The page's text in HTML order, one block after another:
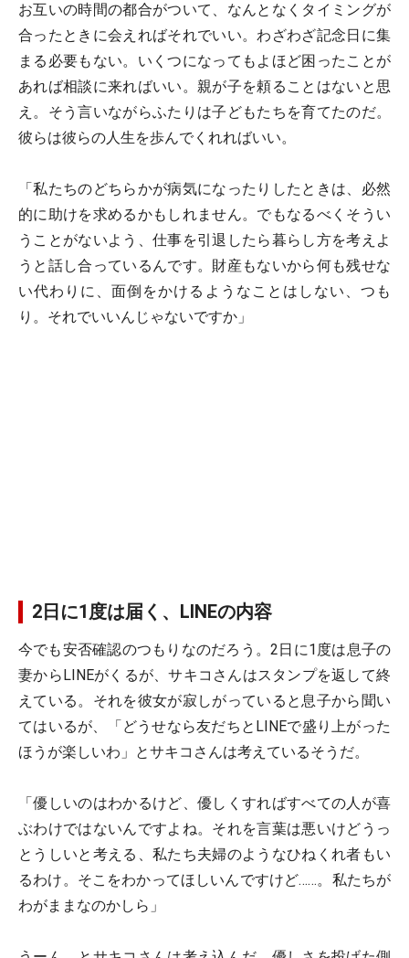
お互いの時間の都合がついて、なんとなくタイミングが
合ったときに会えればそれでいい。わざわざ記念日に集
まる必要もない。いくつになってもよほど困ったことが
あれば相談に来ればいい。親が子を頼ることはないと思
え。そう言いながらふたりは子どもたちを育てたのだ。
彼らは彼らの人生を歩んでくれればいい。
「私たちのどちらかが病気になったりしたときは、必然
的に助けを求めるかもしれません。でもなるべくそうい
うことがないよう、仕事を引退したら暮らし方を考えよ
うと話し合っているんです。財産もないから何も残せな
い代わりに、面倒をかけるようなことはしない、つも
り。それでいいんじゃないですか」
2日に1度は届く、LINEの内容
今でも安否確認のつもりなのだろう。2日に1度は息子の
妻からLINEがくるが、サキコさんはスタンプを返して終
えている。それを彼女が寂しがっていると息子から聞い
てはいるが、「どうせなら友だちとLINEで盛り上がった
ほうが楽しいわ」とサキコさんは考えているそうだ。
「優しいのはわかるけど、優しくすればすべての人が喜
ぶわけではないんですよね。それを言葉は悪いけどうっ
とうしいと考える、私たち夫婦のようなひねくれ者もい
るわけ。そこをわかってほしいんですけど……。私たちが
わがままなのかしら」